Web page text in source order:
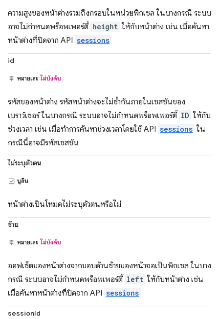
ความสูงของหน้าต่างรวมถึงกรอบในหน่วยพิกเซล ในบางกรณี ระบบ
อาจไม่กำหนดพร็อพเพอร์ตี้ height ให้กับหน้าต่าง เช่น เมื่อค้นหา
หน้าต่างที่ปิดจาก API sessions
id
หมายเลข ไม่บังคับ
รหัสของหน้าต่าง รหัสหน้าต่างจะไม่ซ้ำกันภายในเซสชันของ
เบราว์เซอร์ ในบางกรณี ระบบอาจไม่กําหนดพร็อพเพอร์ตี้ ID ให้กับ
ช่วงเวลา เช่น เมื่อทําการค้นหาช่วงเวลาโดยใช้ API sessions ใน
กรณีนี้อาจมีรหัสเซสชัน
ไม่ระบุตัวตน
บูลีน
หน้าต่างเป็นโหมดไม่ระบุตัวตนหรือไม่
ซ้าย
หมายเลข ไม่บังคับ
ออฟเซ็ตของหน้าต่างจากขอบด้านซ้ายของหน้าจอเป็นพิกเซล ในบาง
กรณี ระบบอาจไม่กำหนดพร็อพเพอร์ตี้ left ให้กับหน้าต่าง เช่น
เมื่อค้นหาหน้าต่างที่ปิดจาก API sessions
sessionId